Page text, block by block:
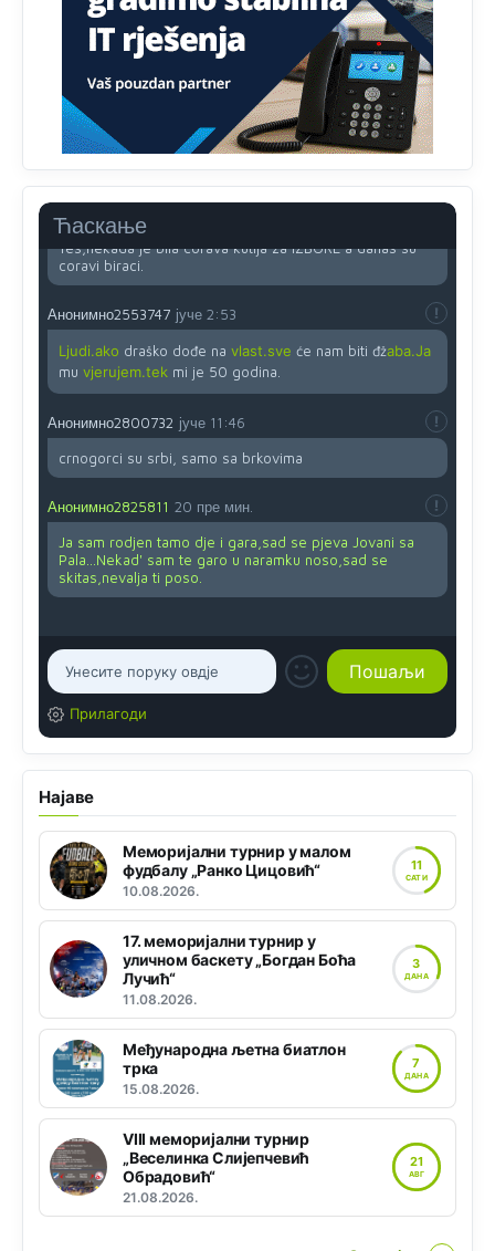
Ћаскање
(krstića) kružić ispred kandidata mora u potpunosti
obojiti (popuniti) uvedeno je isključivo zbog tehničkih
zahtjeva optičkih skenera.
Анонимно2818605 јуче 11:45
Ovo pravilo jeste unijelo opravdan strah, posebno kada
su u pitanju starije osobe, osobe sa slabijim vidom ili
Yes,nekada je bila corava kutija za IZBORE a danas su
coravi biraci.
Анонимно2553747 јуче 2:53
Ljudi.ako draško dođe na vlast.sve će nam biti đžaba.Ja
mu vjerujem.tek mi je 50 godina.
Анонимно2800732 јуче 11:46
crnogorci su srbi, samo sa brkovima
Анонимно2825811 20 пре мин.
Ja sam rodjen tamo dje i gara,sad se pjeva Jovani sa
Pala...Nekad' sam te garo u naramku noso,sad se
skitas,nevalja ti poso.
Прилагоди
Најаве
Меморијални турнир у малом
фудбалу „Ранко Цицовић“
10.08.2026.
11
САТИ
17. меморијални турнир у
уличном баскету „Богдан Боћа
Лучић“
11.08.2026.
3
ДАНА
Међународна љетна биатлон
трка
15.08.2026.
7
ДАНА
VIII меморијални турнир
„Веселинка Слијепчевић
Обрадовић“
21.08.2026.
21
АВГ